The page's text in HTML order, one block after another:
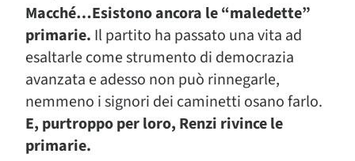
Macché…Esistono ancora le “maledette”
primarie. Il partito ha passato una vita ad
esaltarle come strumento di democrazia
avanzata e adesso non può rinnegarle,
nemmeno i signori dei caminetti osano farlo.
E, purtroppo per loro, Renzi rivince le
primarie.